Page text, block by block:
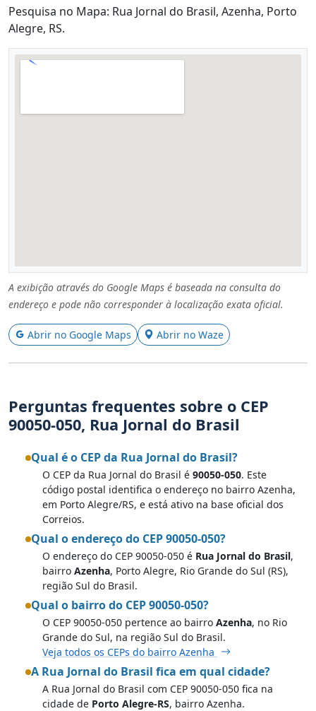
Pesquisa no Mapa: Rua Jornal do Brasil, Azenha, Porto
Alegre, RS.
A exibição através do Google Maps é baseada na consulta do
endereço e pode não corresponder à localização exata oficial.
Abrir no Google Maps Abrir no Waze
Perguntas frequentes sobre o CEP
90050-050, Rua Jornal do Brasil
Qual é o CEP da Rua Jornal do Brasil?
O CEP da Rua Jornal do Brasil é 90050-050. Este
código postal identifica o endereço no bairro Azenha,
em Porto Alegre/RS, e está ativo na base oficial dos
Correios.
Qual o endereço do CEP 90050-050?
O endereço do CEP 90050-050 é Rua Jornal do Brasil,
bairro Azenha, Porto Alegre, Rio Grande do Sul (RS),
região Sul do Brasil.
Qual o bairro do CEP 90050-050?
O CEP 90050-050 pertence ao bairro Azenha, no Rio
Grande do Sul, na região Sul do Brasil.
Veja todos os CEPs do bairro Azenha
A Rua Jornal do Brasil fica em qual cidade?
A Rua Jornal do Brasil com CEP 90050-050 fica na
cidade de Porto Alegre-RS, bairro Azenha.